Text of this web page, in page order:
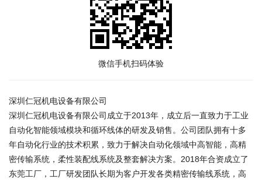
微信手机扫码体验
深圳仁冠机电设备有限公司
深圳仁冠机电设备有限公司成立于2013年，成立后一直致力于工业
自动化智能领域模块和循环线体的研发及销售。公司团队拥有十多
年自动化行业的技术积累，致力于解决自动化领域中高智能，高精
密传输系统，柔性装配线系统及整套解决方案。2018年合资成立了
东莞工厂，工厂研发团队长期为客户开发各类精密传输线系统，高